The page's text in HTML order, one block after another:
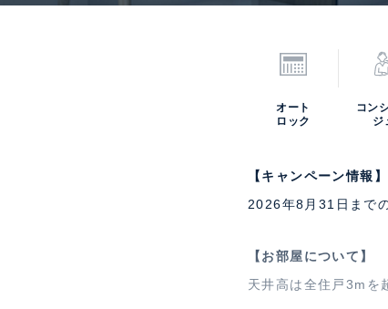
オート
ロック
コン
ジ
【キャンペーン情報】
2026年8月31日まで
【お部屋について】
天井高は全住戸3m